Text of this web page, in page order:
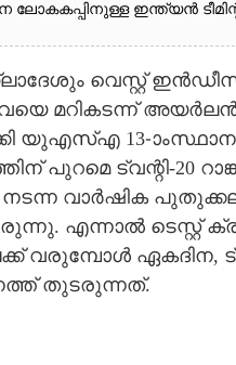
ലോകകപ്പിനുള്ള ഇന്ത്യൻ
വെസ്റ്റ്
മറികടന്ന്
യുഎസ്എ 13-
പുറമെ ട്വന്റി-20
വാർഷിക
എന്നാൽ ടെസ്റ്റ്
വരുമ്പോൾ
തുടരുന്നത്.